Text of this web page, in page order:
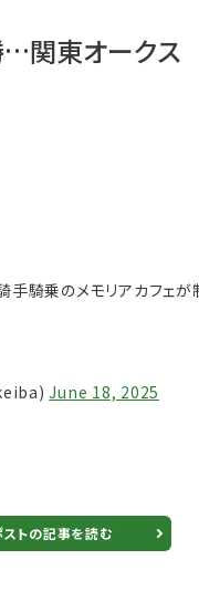
…関東オークス
騎乗のメモリアカフェが
June 18, 2025
ストの記事を読む
注目のニュース